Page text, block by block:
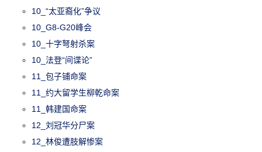
10_“太亚裔化”争议
10_G8-G20峰会
10_十字弩射杀案
10_法登“间谍论”
11_包子铺命案
11_约大留学生柳乾命案
11_韩建国命案
12_刘冠华分尸案
12_林俊遭肢解惨案